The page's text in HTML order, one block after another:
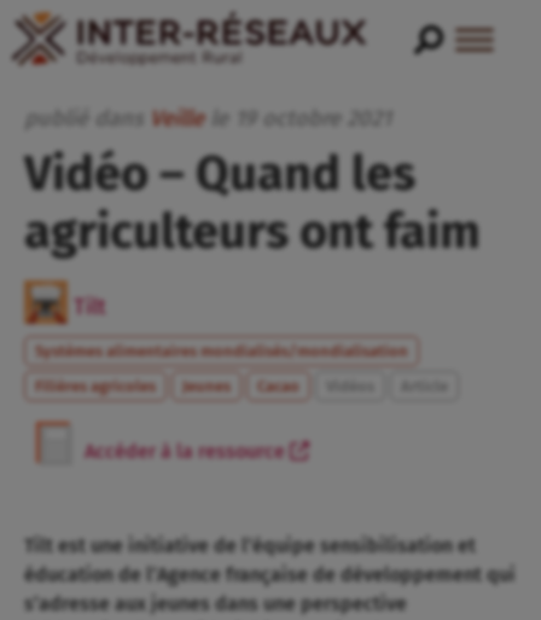
publié dans Veille le octobre
Vidéo – Quand les
agriculteurs ont faim
Tilt
Systèmes alimentaires mondialisés/mondialisation
Filières agricoles
Jeunes Cacao
Accéder à la ressource
Tilt est une initiative de l’équipe sensibilisation et
éducation de l’Agence française de développement qui
s’adresse aux jeunes dans une perspective